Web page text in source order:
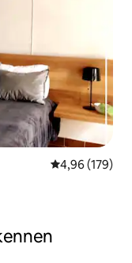
Gemiddelde
4,96 (179)